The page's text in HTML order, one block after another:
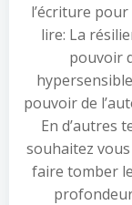
l’écriture
lire: La
pouvoir
pouvoir de
En d’autres
souhaitez
faire tomber